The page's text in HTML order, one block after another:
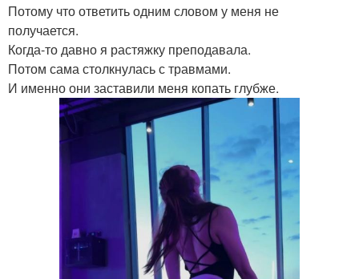
Потому что ответить одним словом у меня не
получается.
Когда-то давно я растяжку преподавала.
Потом сама столкнулась с травмами.
И именно они заставили меня копать глубже.